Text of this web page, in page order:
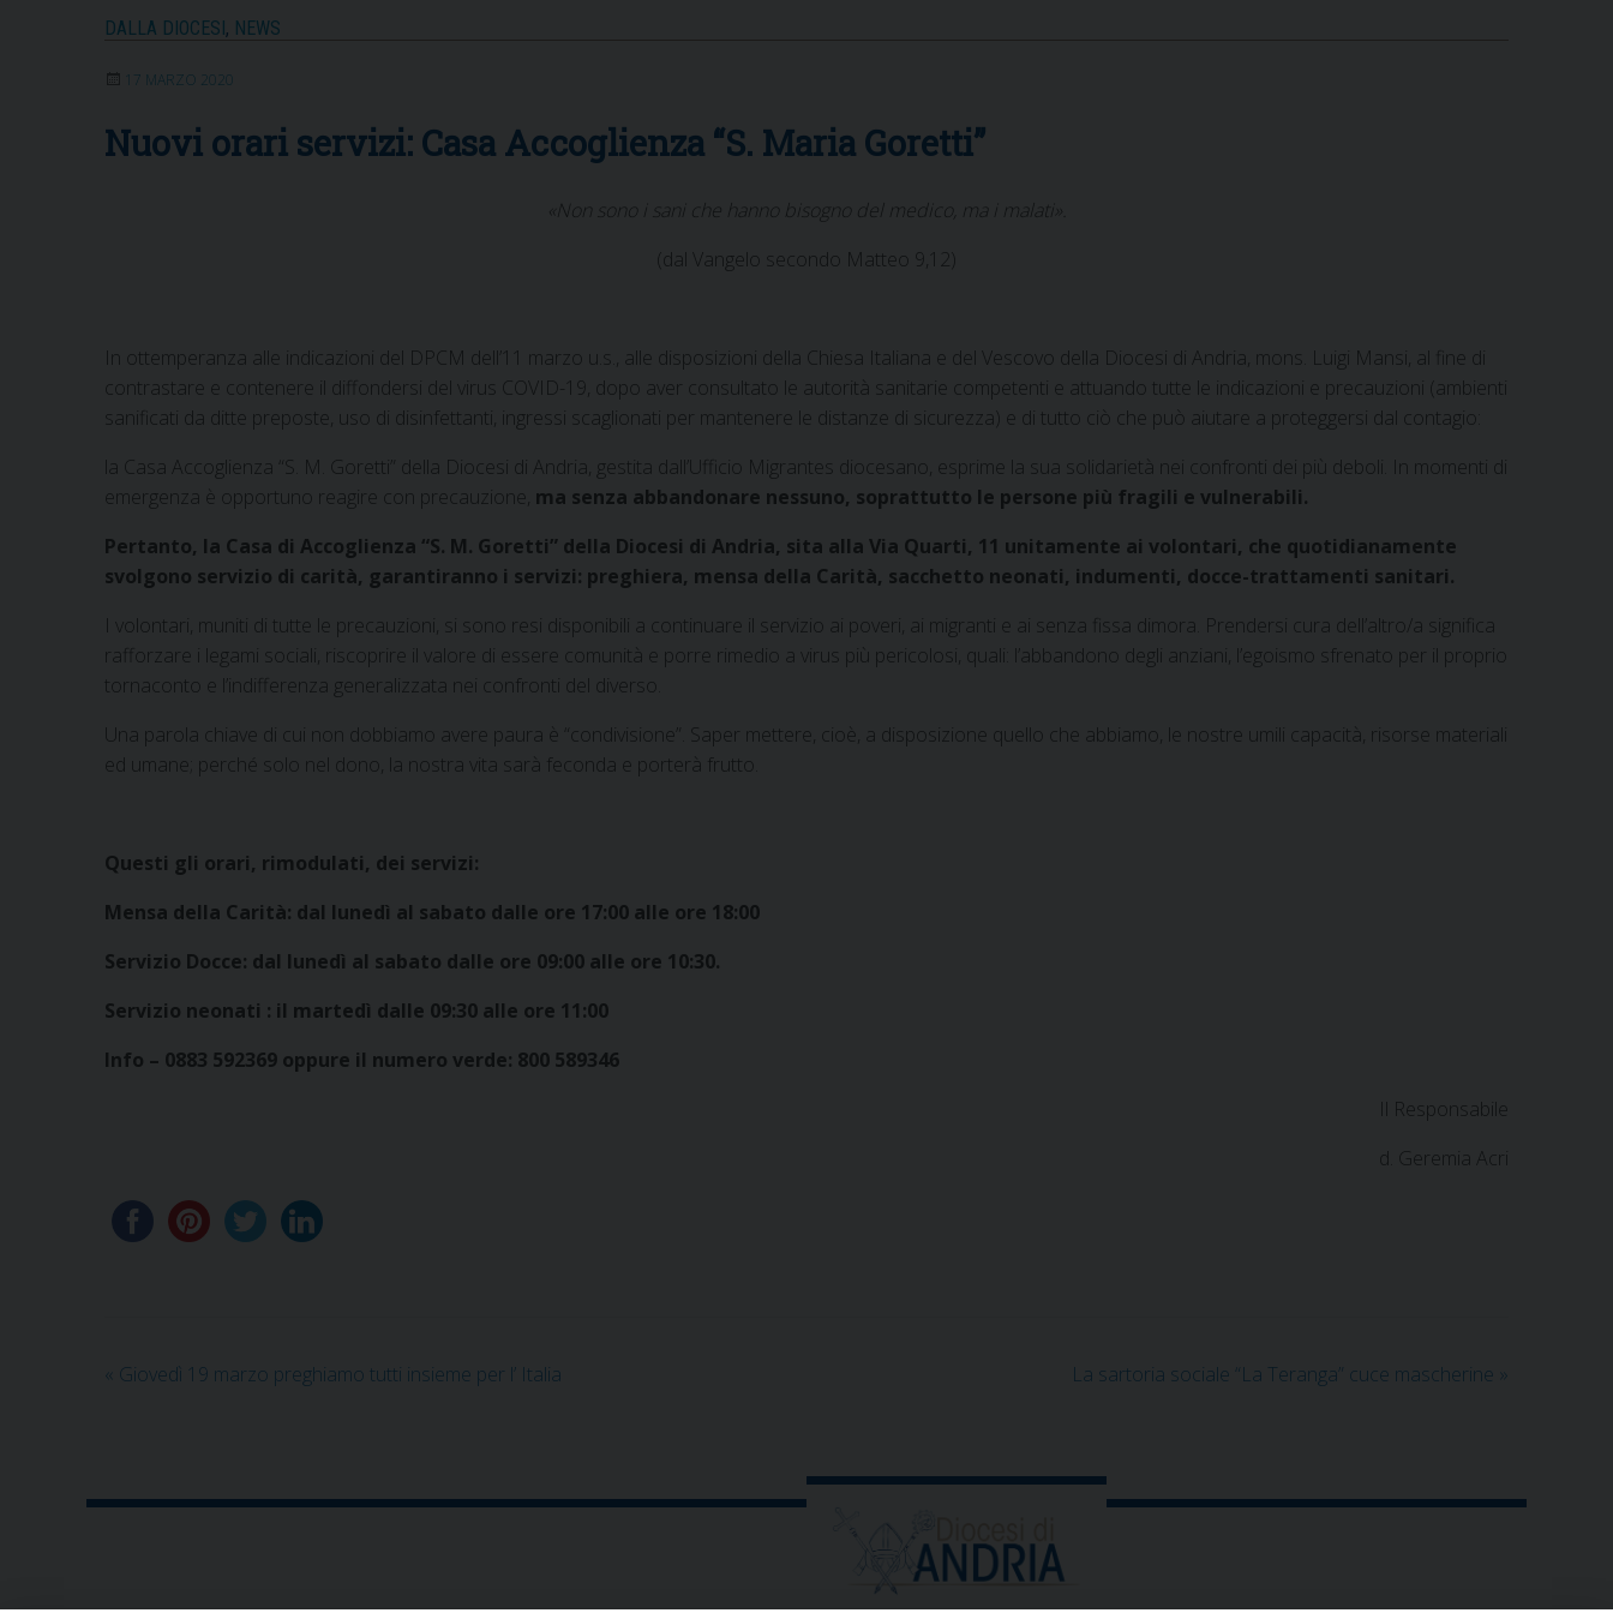
DALLA DIOCESI, NEWS
17 MARZO 2020
Nuovi orari servizi: Casa Accoglienza “S. Maria Goretti”
«Non sono i sani che hanno bisogno del medico, ma i malati».
(dal Vangelo secondo Matteo 9,12)
In ottemperanza alle indicazioni del DPCM dell’11 marzo u.s., alle disposizioni della Chiesa Italiana e del Vescovo della Diocesi di Andria, mons. Luigi Mansi, al fine di
contrastare e contenere il diffondersi del virus COVID-19, dopo aver consultato le autorità sanitarie competenti e attuando tutte le indicazioni e precauzioni (ambienti
sanificati da ditte preposte, uso di disinfettanti, ingressi scaglionati per mantenere le distanze di sicurezza) e di tutto ciò che può aiutare a proteggersi dal contagio:
la Casa Accoglienza “S. M. Goretti” della Diocesi di Andria, gestita dall’Ufficio Migrantes diocesano, esprime la sua solidarietà nei confronti dei più deboli. In momenti di
emergenza è opportuno reagire con precauzione, ma senza abbandonare nessuno, soprattutto le persone più fragili e vulnerabili.
Pertanto, la Casa di Accoglienza “S. M. Goretti” della Diocesi di Andria, sita alla Via Quarti, 11 unitamente ai volontari, che quotidianamente
svolgono servizio di carità, garantiranno i servizi: preghiera, mensa della Carità, sacchetto neonati, indumenti, docce-trattamenti sanitari.
I volontari, muniti di tutte le precauzioni, si sono resi disponibili a continuare il servizio ai poveri, ai migranti e ai senza fissa dimora. Prendersi cura dell’altro/a significa
rafforzare i legami sociali, riscoprire il valore di essere comunità e porre rimedio a virus più pericolosi, quali: l’abbandono degli anziani, l’egoismo sfrenato per il proprio
tornaconto e l’indifferenza generalizzata nei confronti del diverso.
Una parola chiave di cui non dobbiamo avere paura è “condivisione”. Saper mettere, cioè, a disposizione quello che abbiamo, le nostre umili capacità, risorse materiali
ed umane; perché solo nel dono, la nostra vita sarà feconda e porterà frutto.
Questi gli orari, rimodulati, dei servizi:
Mensa della Carità: dal lunedì al sabato dalle ore 17:00 alle ore 18:00
Servizio Docce: dal lunedì al sabato dalle ore 09:00 alle ore 10:30.
Servizio neonati : il martedì dalle 09:30 alle ore 11:00
Info – 0883 592369 oppure il numero verde: 800 589346
Il Responsabile
d. Geremia Acri
« Giovedì 19 marzo preghiamo tutti insieme per l’ Italia La sartoria sociale “La Teranga” cuce mascherine »